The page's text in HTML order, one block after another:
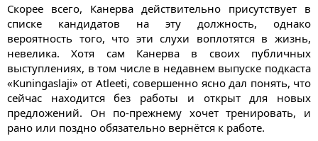
Скорее всего, Канерва действительно присутствует в
списке кандидатов на эту должность, однако
вероятность того, что эти слухи воплотятся в жизнь,
невелика. Хотя сам Канерва в своих публичных
выступлениях, в том числе в недавнем выпуске подкаста
«Kuningaslaji» от Atleeti, совершенно ясно дал понять, что
сейчас находится без работы и открыт для новых
предложений. Он по-прежнему хочет тренировать, и
рано или поздно обязательно вернётся к работе.